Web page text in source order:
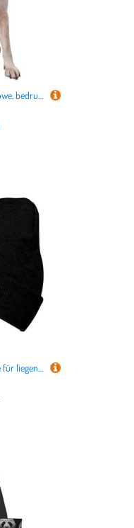
Wave Segelboot-Weste mit Möwe, bedruckt, Größe M, ideal für Spaziergänge mit dem Hund, Wandern, tägliche Reisen
WZYCWB Warme Strickmütze für liegendes Haustier. Perfekt für Outdoor-Aktivitäten, tägliches Pendeln und Reisen.